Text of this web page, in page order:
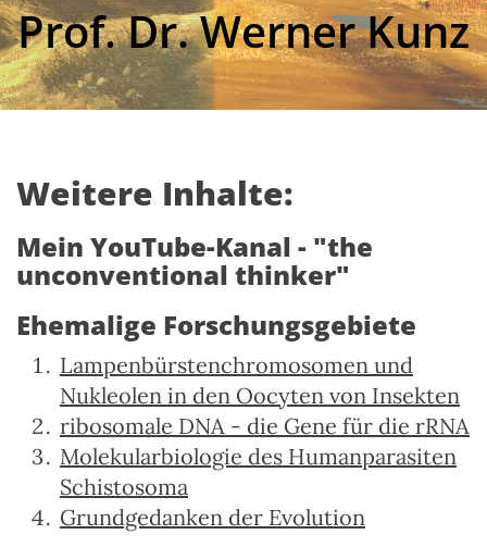
Prof. Dr. Werner Kunz
Weitere Inhalte:
Mein YouTube-Kanal - "the
unconventional thinker"
Ehemalige Forschungsgebiete
Lampenbürstenchromosomen und
Nukleolen in den Oocyten von Insekten
ribosomale DNA - die Gene für die rRNA
Molekularbiologie des Humanparasiten
Schistosoma
Grundgedanken der Evolution